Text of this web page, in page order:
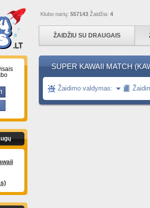
Klubo narių: 557143 Žaidžia: 4
ŽAIDŽIU SU DRAUGAIS
SUPER KAWAII MATCH
Žaidimo valdymas: